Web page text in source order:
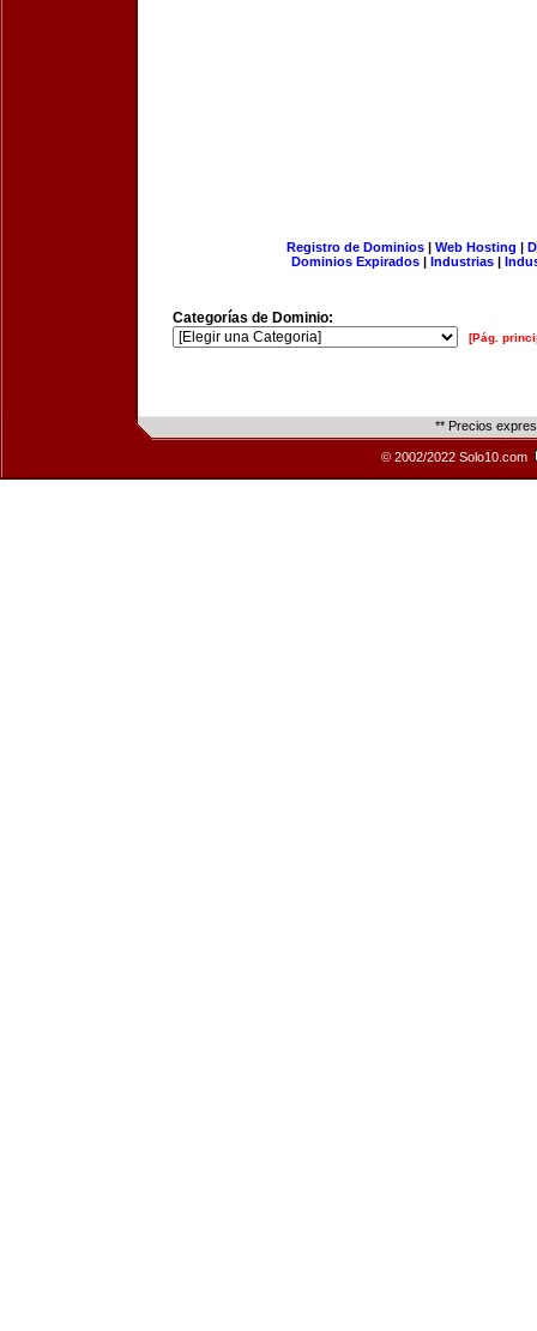
Registro de Dominios| Web Hosting |
Dominios Expirados | Industrias |
Categorías de Dominio:
[Pág.
** Precios
© 2002/2022 Solo10.com